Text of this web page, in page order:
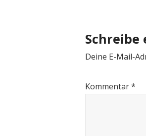
Schreibe
Deine E-Mail-
Kommentar*